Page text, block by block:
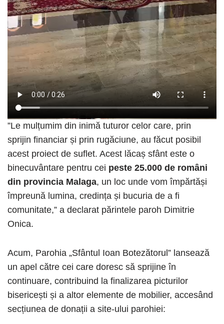
”Le mulțumim din inimă tuturor celor care, prin
sprijin financiar și prin rugăciune, au făcut posibil
acest proiect de suflet. Acest lăcaș sfânt este o
binecuvântare pentru cei peste 25.000 de români
din provincia Malaga, un loc unde vom împărtăși
împreună lumina, credința și bucuria de a fi
comunitate,” a declarat părintele paroh Dimitrie
Onica.
Acum, Parohia „Sfântul Ioan Botezătorul” lansează
un apel către cei care doresc să sprijine în
continuare, contribuind la finalizarea picturilor
bisericești și a altor elemente de mobilier, accesând
secțiunea de donații a site-ului parohiei: